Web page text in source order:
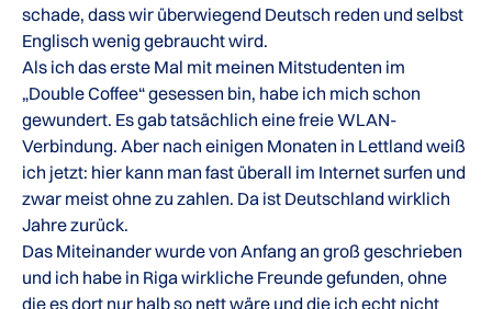
schade, dass wir überwiegend Deutsch reden und selbst
Englisch wenig gebraucht wird.
Als ich das erste Mal mit meinen Mitstudenten im
„Double Coffee“ gesessen bin, habe ich mich schon
gewundert. Es gab tatsächlich eine freie WLAN-
Verbindung. Aber nach einigen Monaten in Lettland weiß
ich jetzt: hier kann man fast überall im Internet surfen und
zwar meist ohne zu zahlen. Da ist Deutschland wirklich
Jahre zurück.
Das Miteinander wurde von Anfang an groß geschrieben
und ich habe in Riga wirkliche Freunde gefunden, ohne
die es dort nur halb so nett wäre und die ich echt nicht